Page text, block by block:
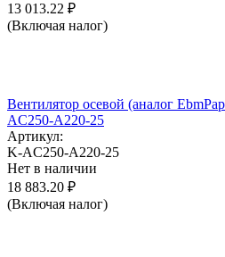
13 013.22 ₽
(Включая налог)
Вентилятор осевой (аналог
AC250-A220-25
Артикул:
K-AC250-A220-25
Нет в наличии
18 883.20 ₽
(Включая налог)